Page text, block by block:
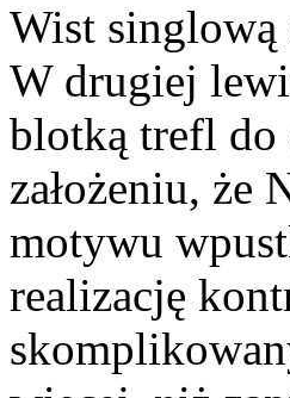
Wist singlową
W drugiej
blotką trefl do
założeniu, że
motywu
realizację